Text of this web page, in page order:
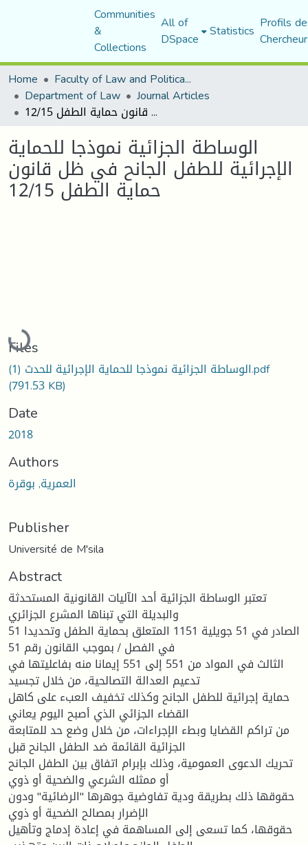
Communities
&
Collections
All of
DSpace Statistics Profils
Home
Faculty of Law and Political Science
Department of Law Journal Articles
الوساطة الجزائية نموذجا للحماية الإجرائية للطفل الجانح في ظل قانون حماية الطفل 12/15
الوساطة الجزائية نموذجا للحماية
الإجرائية للطفل الجانح في ظل قانون
حماية الطفل 12/15
Loading...
Files
الوساطة الجزائية نموذجا للحماية الإجرائية للحدث (1).pdf
(791.53 KB)
Date
2018
Authors
العمرية, بوقرة
Publisher
Université de M'sila
Abstract
تعتبر الوساطة الجزائية أحد الآليات القانونية المستحدثة
والبديلة التي تبناها المشرع الجزائري
51 الصادر في 51 جويلية 1151 المتعلق بحماية الطفل وتحديدا
في الفصل / بموجب القانون رقم 51
الثالث في المواد من 551 إلى 551 إيمانا منه بفاعليتها في
تدعيم العدالة التصالحية، من خلال تجسيد
حماية إجرائية للطفل الجانح وكذلك تخفيف العبء على كاهل
القضاء الجزائي الذي أصبح اليوم يعاني
من تراكم القضايا وبطء الإجراءات، من خلال وضع حد للمتابعة
الجزائية القائمة ضد الطفل الجانح قبل
تحريك الدعوى العمومية، وذلك بإبرام اتفاق بين الطفل الجانح
أو ممثله الشرعي والضحية أو ذوي
حقوقها ذلك بطريقة ودية تفاوضية جوهرها "الرضائية" ودون
الإضرار بمصالح الضحية أو ذوي
حقوقها، كما تسعى إلى المساهمة في إعادة إدماج وتأهيل